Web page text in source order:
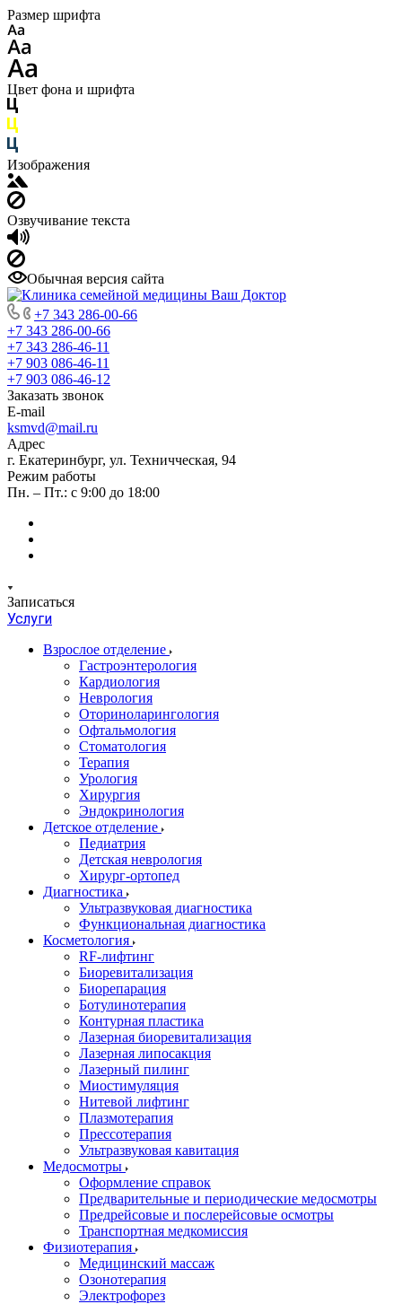
Размер шрифта
Цвет фона и шрифта
Изображения
Озвучивание текста
Обычная версия сайта
+7 343 286-00-66
+7 343 286-00-66
+7 343 286-46-11
+7 903 086-46-11
+7 903 086-46-12
Заказать звонок
E-mail
ksmvd@mail.ru
Адрес
г. Екатеринбург, ул. Техничческая, 94
Режим работы
Пн. – Пт.: с 9:00 до 18:00
Записаться
Услуги
Взрослое отделение
Гастроэнтерология
Кардиология
Неврология
Оториноларингология
Офтальмология
Стоматология
Терапия
Урология
Хирургия
Эндокринология
Детское отделение
Педиатрия
Детская неврология
Хирург-ортопед
Диагностика
Ультразвуковая диагностика
Функциональная диагностика
Косметология
RF-лифтинг
Биоревитализация
Биорепарация
Ботулинотерапия
Контурная пластика
Лазерная биоревитализация
Лазерная липосакция
Лазерный пилинг
Миостимуляция
Нитевой лифтинг
Плазмотерапия
Прессотерапия
Ультразвуковая кавитация
Медосмотры
Оформление справок
Предварительные и периодические медосмотры
Предрейсовые и послерейсовые осмотры
Транспортная медкомиссия
Физиотерапия
Медицинский массаж
Озонотерапия
Электрофорез